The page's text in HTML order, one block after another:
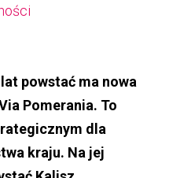
powstać ma nowa
Pomerania. To
dla
kraju. Na jej